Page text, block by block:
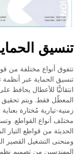
تنسيق
تنسيق الحماية عبر
انتقائيًّا للأعطال يحافظ
المعطّل فقط. ويتم
زمنية-تيارية مُختارة
مختلف أنواع القواطع.
الحديثة من قواطع التيار
ومنحنى التشغيل القصير
المهندسين من تصميم